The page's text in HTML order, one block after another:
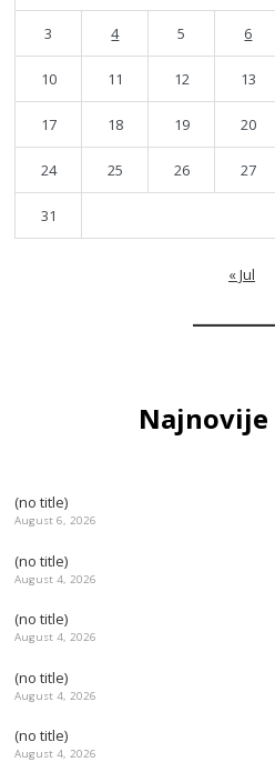
3 4 5 6
10 11 12 13
17 18 19 20
24 25 26 27
31
« Jul
(no title)
August 6, 2026
(no title)
August 4, 2026
(no title)
August 4, 2026
(no title)
August 4, 2026
(no title)
August 4, 2026